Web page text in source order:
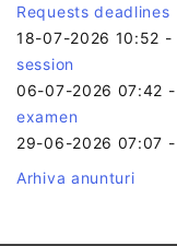
Requests deadlines
18-07-2026 10:52 -
session
06-07-2026 07:42 -
examen
29-06-2026 07:07 -
Arhiva anunturi